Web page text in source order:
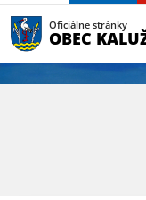
Oficiálne stránky
OBEC